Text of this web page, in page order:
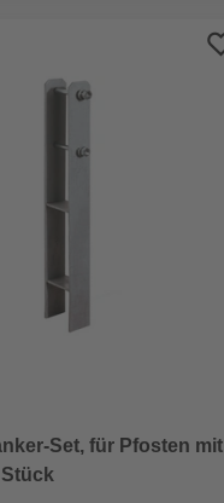
Set, für Pfosten mit